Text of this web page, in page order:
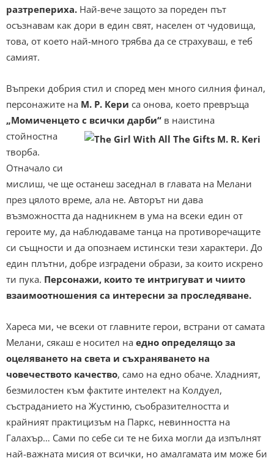
разтрепериха. Най-вече защото за пореден път
осъзнавам как дори в един свят, населен от чудовища,
това, от което най-много трябва да се страхуваш, е теб
самият.
Въпреки добрия стил и според мен много силния финал,
персонажите на М. Р. Кери са онова, което превръща
„Момиченцето с всички дарби“ в наистина
стойностна
творба.
Отначало си
мислиш, че ще останеш заседнал в главата на Мелани
през цялото време, ала не. Авторът ни дава
възможността да надникнем в ума на всеки един от
героите му, да наблюдаваме танца на противоречащите
си същности и да опознаем истински тези характери. До
един плътни, добре изградени образи, за които искрено
ти пука. Персонажи, които те интригуват и чиито
взаимоотношения са интересни за проследяване.
Хареса ми, че всеки от главните герои, встрани от самата
Мелани, сякаш е носител на едно определящо за
оцеляването на света и съхраняването на
човечеството качество, само на едно обаче. Хладният,
безмилостен към фактите интелект на Колдуел,
състраданието на Жустиню, съобразителността и
крайният практицизъм на Паркс, невинността на
Галахър… Сами по себе си те не биха могли да изпълнят
най-важната мисия от всички, но амалгамата им може би